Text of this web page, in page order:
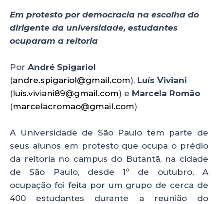
a
ts
p
p
c
e
o
o
k
k
e
n
a
re
Em protesto por democracia na escolha do
dirigente da universidade, estudantes
ocuparam a reitoria
Por André Spigariol
(andre.spigariol@gmail.com), Luís Viviani
(luis.viviani89@gmail.com) e Marcela Romão
(marcelacromao@gmail.com)
A Universidade de São Paulo tem parte de
seus alunos em protesto que ocupa o prédio
da reitoria no campus do Butantã, na cidade
de São Paulo, desde 1º de outubro. A
ocupação foi feita por um grupo de cerca de
400 estudantes durante a reunião do